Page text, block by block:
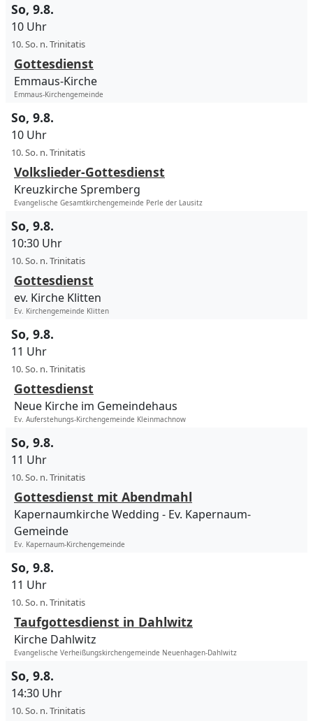
So, 9.8.
10 Uhr
10. So. n. Trinitatis
Gottesdienst
Emmaus-Kirche
Emmaus-Kirchengemeinde
So, 9.8.
10 Uhr
10. So. n. Trinitatis
Volkslieder-Gottesdienst
Kreuzkirche Spremberg
Evangelische Gesamtkirchengemeinde Perle der Lausitz
So, 9.8.
10:30 Uhr
10. So. n. Trinitatis
Gottesdienst
ev. Kirche Klitten
Ev. Kirchengemeinde Klitten
So, 9.8.
11 Uhr
10. So. n. Trinitatis
Gottesdienst
Neue Kirche im Gemeindehaus
Ev. Auferstehungs-Kirchengemeinde Kleinmachnow
So, 9.8.
11 Uhr
10. So. n. Trinitatis
Gottesdienst mit Abendmahl
Kapernaumkirche Wedding
Ev. Kapernaum-
Gemeinde
Ev. Kapernaum-Kirchengemeinde
So, 9.8.
11 Uhr
10. So. n. Trinitatis
Taufgottesdienst in Dahlwitz
Kirche Dahlwitz
Evangelische Verheißungskirchengemeinde Neuenhagen-Dahlwitz
So, 9.8.
14:30 Uhr
10. So. n. Trinitatis